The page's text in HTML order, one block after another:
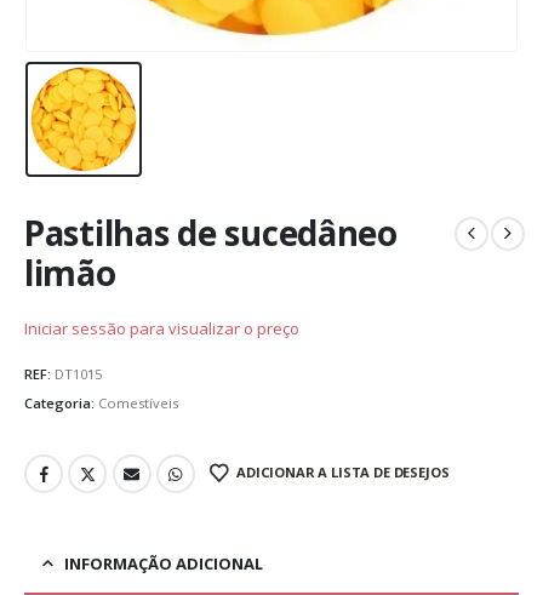
Pastilhas de sucedâneo
limão
Iniciar sessão para visualizar o preço
REF: DT1015
Categoria: Comestíveis
ADICIONAR A LISTA DE DESEJOS
INFORMAÇÃO ADICIONAL